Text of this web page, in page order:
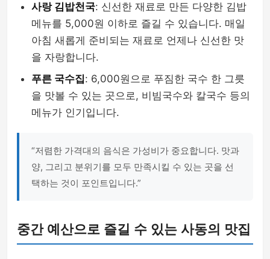
사랑 김밥천국: 신선한 재료로 만든 다양한 김밥
메뉴를 5,000원 이하로 즐길 수 있습니다. 매일
아침 새롭게 준비되는 재료로 언제나 신선한 맛
을 자랑합니다.
푸른 국수집: 6,000원으로 푸짐한 국수 한 그릇
을 맛볼 수 있는 곳으로, 비빔국수와 칼국수 등의
메뉴가 인기입니다.
“저렴한 가격대의 음식은 가성비가 중요합니다. 맛과
양, 그리고 분위기를 모두 만족시킬 수 있는 곳을 선
택하는 것이 포인트입니다.”
중간 예산으로 즐길 수 있는 사동의 맛집